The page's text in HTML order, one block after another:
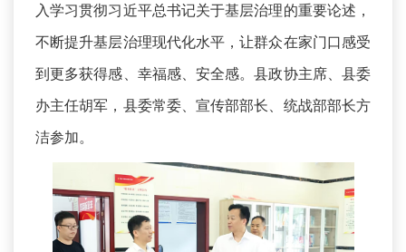
入学习贯彻习近平总书记关于基层治理的重要论述，
不断提升基层治理现代化水平，让群众在家门口感受
到更多获得感、幸福感、安全感。县政协主席、县委
办主任胡军，县委常委、宣传部部长、统战部部长方
洁参加。